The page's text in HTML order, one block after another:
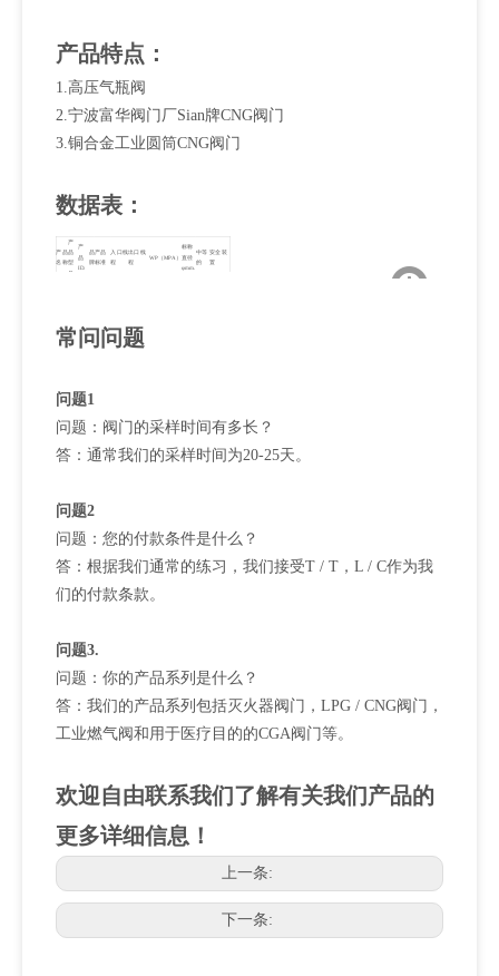
产品特点：
1.高压气瓶阀
2.宁波富华阀门厂Sian牌CNG阀门
3.铜合金工业圆筒CNG阀门
数据表：
产品
名称
产
品
型
号
产
品
ID.
品
牌
产品
标准
入口线
程
出口线
程
WP（MPA）
标称
直径
φmm.
中等
的
安全装
置
常问问题
问题1
问题：阀门的采样时间有多长？
答：通常我们的采样时间为20-25天。
问题2
问题：您的付款条件是什么？
答：根据我们通常的练习，我们接受T / T，L / C作为我
们的付款条款。
问题3.
问题：你的产品系列是什么？
答：我们的产品系列包括灭火器阀门，LPG / CNG阀门，
工业燃气阀和用于医疗目的的CGA阀门等。
欢迎自由联系我们了解有关我们产品的
更多详细信息！
上一条:
下一条: